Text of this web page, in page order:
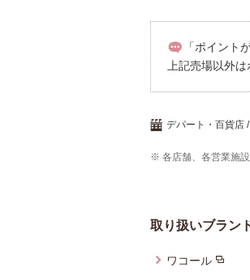
「ポイント
上記売場以外
デパート・百貨店
※ 各店舗、各営業施
取り扱いブラン
ワコール